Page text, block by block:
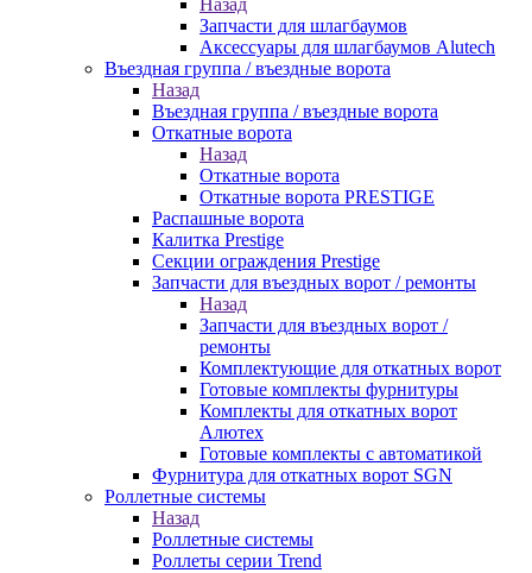
Назад
Запчасти для шлагбаумов
Аксессуары для шлагбаумов Alutech
Въездная группа / въездные ворота
Назад
Въездная группа / въездные ворота
Откатные ворота
Назад
Откатные ворота
Откатные ворота PRESTIGE
Распашные ворота
Калитка Prestige
Секции ограждения Prestige
Запчасти для въездных ворот / ремонты
Назад
Запчасти для въездных ворот /
ремонты
Комплектующие для откатных ворот
Готовые комплекты фурнитуры
Комплекты для откатных ворот
Алютех
Готовые комплекты с автоматикой
Фурнитура для откатных ворот SGN
Роллетные системы
Назад
Роллетные системы
Роллеты серии Trend